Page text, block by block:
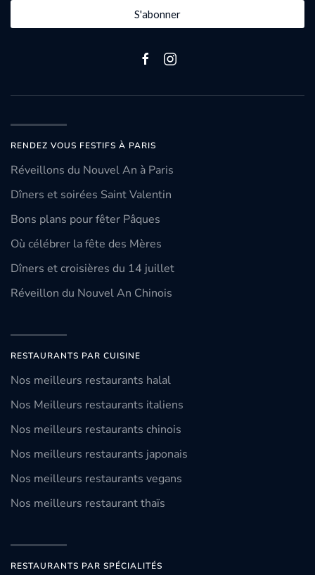
S'abonner
RENDEZ VOUS FESTIFS À PARIS
Réveillons du Nouvel An à Paris
Dîners et soirées Saint Valentin
Bons plans pour fêter Pâques
Où célébrer la fête des Mères
Dîners et croisières du 14 juillet
Réveillon du Nouvel An Chinois
RESTAURANTS PAR CUISINE
Nos meilleurs restaurants halal
Nos Meilleurs restaurants italiens
Nos meilleurs restaurants chinois
Nos meilleurs restaurants japonais
Nos meilleurs restaurants vegans
Nos meilleurs restaurant thaïs
RESTAURANTS PAR SPÉCIALITÉS